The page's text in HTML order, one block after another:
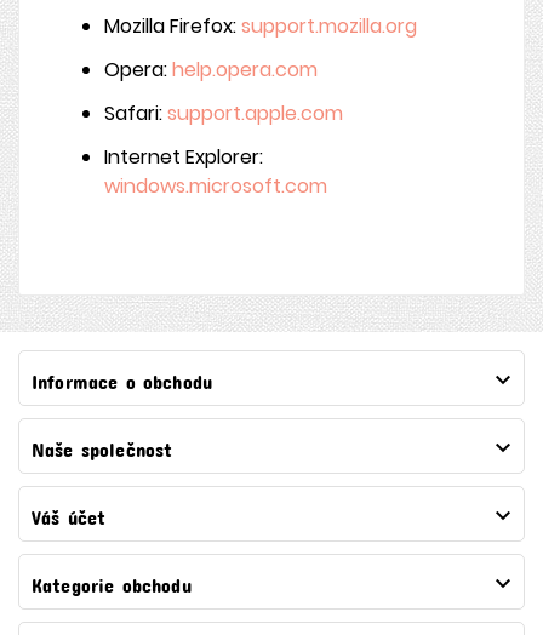
Mozilla Firefox:support.mozilla.org
Opera:help.opera.com
Safari:support.apple.com
Internet Explorer:
windows.microsoft.com
Informace o obchodu 
Naše společnost 
Váš účet 
Kategorie obchodu 